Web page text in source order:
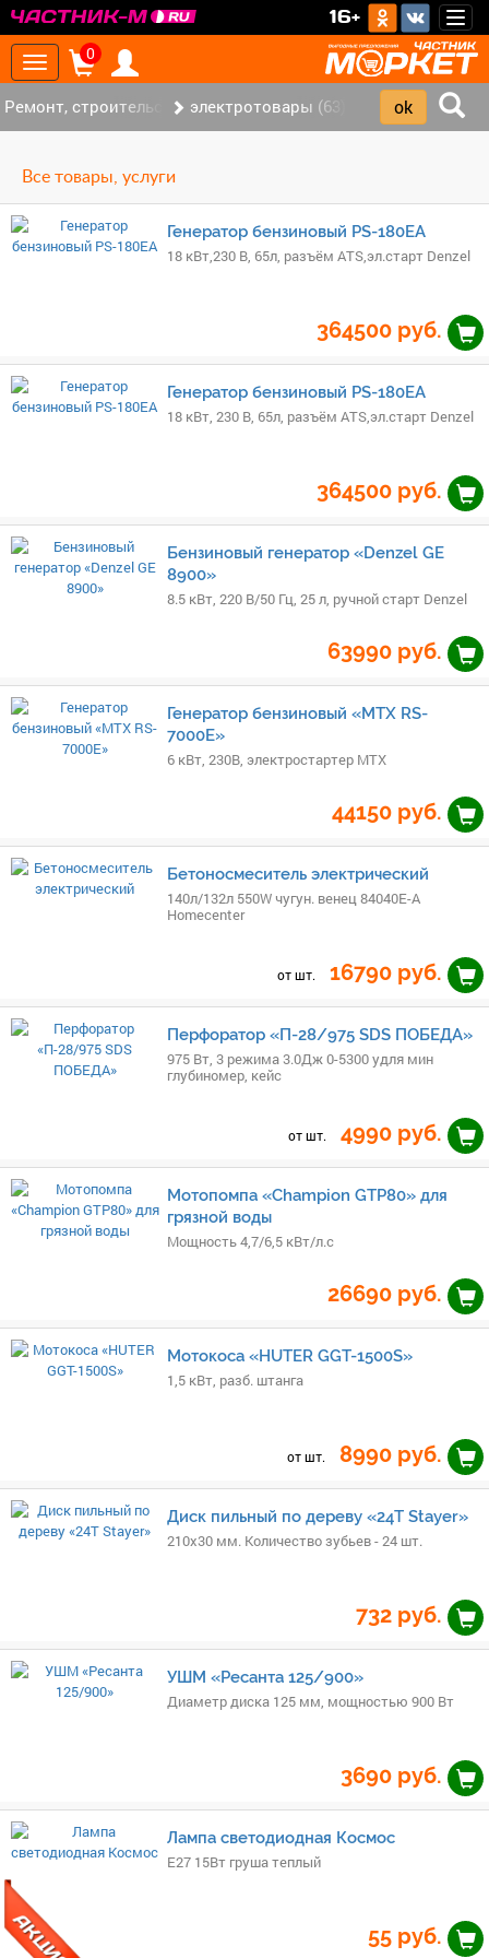
16+
Toggle
navigation
0
Ремонт, строительство (420)электротовары (63)
Все товары, услуги
Генератор бензиновый PS-180EA
18 кВт,230 В, 65л, разъём ATS,эл.старт Denzel
364500 руб.
Генератор бензиновый PS-180EA
18 кВт, 230 В, 65л, разъём ATS,эл.старт Denzel
364500 руб.
Бензиновый генератор «Denzel GE
8900»
8.5 кВт, 220 В/50 Гц, 25 л, ручной старт Denzel
63990 руб.
Генератор бензиновый «MTX RS-
7000E»
6 кВт, 230В, электростартер MTX
44150 руб.
Бетоносмеситель электрический
140л/132л 550W чугун. венец 84040E-A
Homecenter
от шт. 16790 руб.
Перфоратор «П-28/975 SDS ПОБЕДА»
975 Вт, 3 режима 3.0Дж 0-5300 удля мин
глубиномер, кейс
от шт. 4990 руб.
Мотопомпа «Champion GTP80» для
грязной воды
Мощность 4,7/6,5 кВт/л.с
26690 руб.
Мотокоса «HUTER GGT-1500S»
1,5 кВт, разб. штанга
от шт. 8990 руб.
Диск пильный по дереву «24Т Stayer»
210х30 мм. Количество зубьев - 24 шт.
732 руб.
УШМ «Ресанта 125/900»
Диаметр диска 125 мм, мощностью 900 Вт
3690 руб.
Лампа светодиодная Космос
Е27 15Вт груша теплый
55 руб.